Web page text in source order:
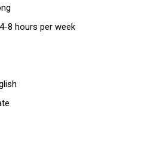
8 hours per week